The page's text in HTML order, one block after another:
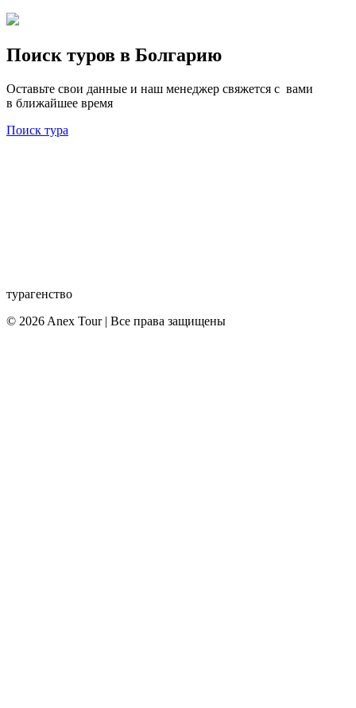
Поиск туров в Болгарию
Оставьте свои данные и наш менеджер свяжется с вами
в ближайшее время
Поиск тура
турагенство
© 2026 Anex Tour | Все права защищены